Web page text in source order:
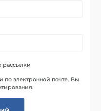
рассылки
по электронной почте. Вы